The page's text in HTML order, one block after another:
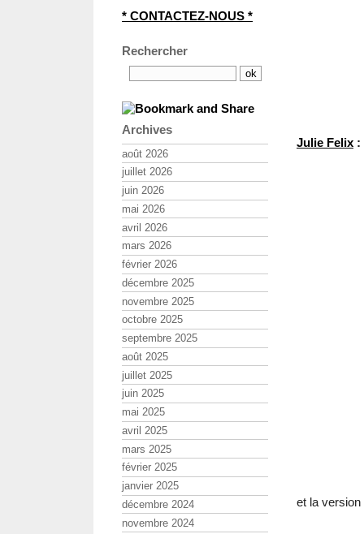
Julie Felix :
et la
* CONTACTEZ-NOUS *
Rechercher
Archives
août 2026
juillet 2026
juin 2026
mai 2026
avril 2026
mars 2026
février 2026
décembre 2025
novembre 2025
octobre 2025
septembre 2025
août 2025
juillet 2025
juin 2025
mai 2025
avril 2025
mars 2025
février 2025
janvier 2025
décembre 2024
novembre 2024